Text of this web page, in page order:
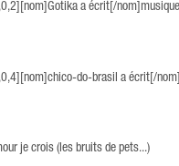
a écrit[/
do-brasil a écrit[/
je crois (les bruits de pets...)